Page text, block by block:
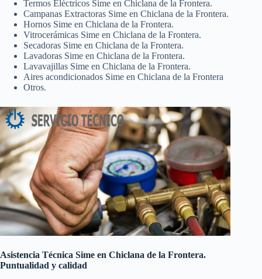
Termos Eléctricos Sime en Chiclana de la Frontera.
Campanas Extractoras Sime en Chiclana de la Frontera.
Hornos Sime en Chiclana de la Frontera.
Vitrocerámicas Sime en Chiclana de la Frontera.
Secadoras Sime en Chiclana de la Frontera.
Lavadoras Sime en Chiclana de la Frontera.
Lavavajillas Sime en Chiclana de la Frontera.
Aires acondicionados Sime en Chiclana de la Frontera
Otros.
Asistencia Técnica Sime en Chiclana de la Frontera.
Puntualidad y calidad